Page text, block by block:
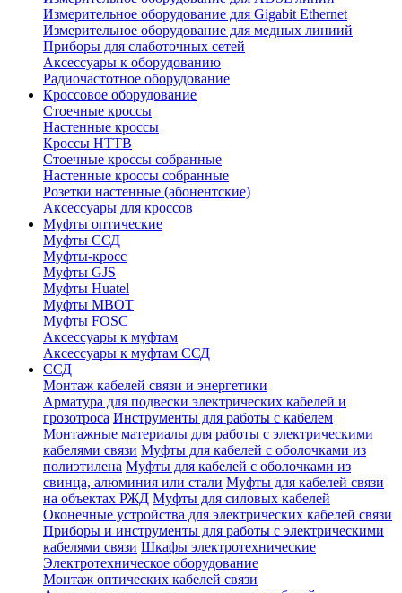
Измерительное оборудование для Gigabit Ethernet
Измерительное оборудование для медных линиий
Приборы для слаботочных сетей
Аксессуары к оборудованию
Радиочастотное оборудование
Кроссовое оборудование
Стоечные кроссы
Настенные кроссы
Кроссы HTTB
Стоечные кроссы собранные
Настенные кроссы собранные
Розетки настенные (абонентские)
Аксессуары для кроссов
Муфты оптические
Муфты ССД
Муфты-кросс
Муфты GJS
Муфты Huatel
Муфты МВОТ
Муфты FOSC
Аксессуары к муфтам
Аксессуары к муфтам ССД
ССД
Монтаж кабелей связи и энергетики
Арматура для подвески электрических кабелей и
грозотроса Инструменты для работы с кабелем
Монтажные материалы для работы с электрическими
кабелями связи Муфты для кабелей с оболочками из
полиэтилена Муфты для кабелей с оболочками из
свинца, алюминия или стали Муфты для кабелей связи
на объектах РЖД Муфты для силовых кабелей
Оконечные устройства для электрических кабелей связи
Приборы и инструменты для работы с электрическими
кабелями связи Шкафы электротехнические
Электротехническое оборудование
Монтаж оптических кабелей связи